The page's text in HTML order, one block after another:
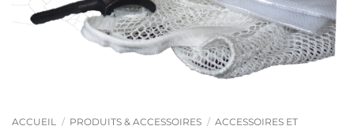
ACCUEIL / PRODUITS & ACCESSOIRES / ACCESSOIRES ET